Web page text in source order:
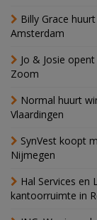
Billy Grace
Amsterdam
Jo & Josie
Zoom
Normal huurt
Vlaardingen
SynVest koopt
Nijmegen
Hal Services en
kantoorruimte in